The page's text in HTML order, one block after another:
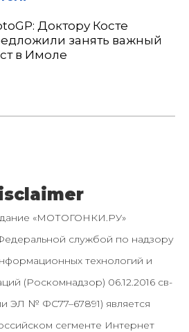
Доктору Косте
занять важный
в Имоле
«МОТОГОНКИ.РУ»
службой по надзору
технологий и
(Роскомнадзор) 06.12.2016 св-
ЭЛ № ФС77–67891) является
сегменте Интернет